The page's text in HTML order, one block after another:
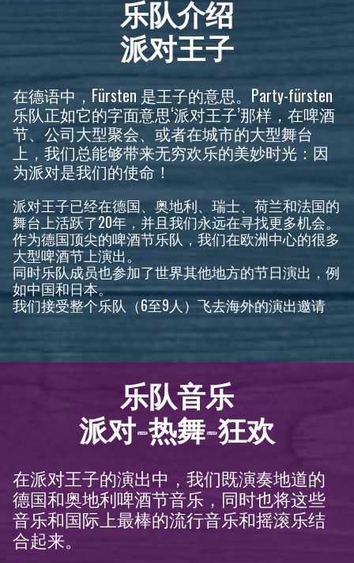
乐队介绍
派对王子
在德语中，Fürsten 是王子的意思。Party-fürsten
乐队正如它的字面意思‘派对王子’那样，在啤酒
节、公司大型聚会、或者在城市的大型舞台
上，我们总能够带来无穷欢乐的美妙时光：因
为派对是我们的使命！
派对王子已经在德国、奥地利、瑞士、荷兰和法国的
舞台上活跃了20年，并且我们永远在寻找更多机会。
作为德国顶尖的啤酒节乐队，我们在欧洲中心的很多
大型啤酒节上演出。
同时乐队成员也参加了世界其他地方的节日演出，例
如中国和日本。
我们接受整个乐队（6至9人）飞去海外的演出邀请
乐队音乐
派对-热舞-狂欢
在派对王子的演出中，我们既演奏地道的
德国和奥地利啤酒节音乐，同时也将这些
音乐和国际上最棒的流行音乐和摇滚乐结
合起来。